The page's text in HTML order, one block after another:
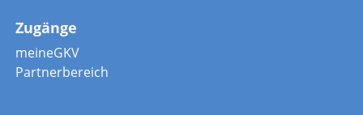
Zugänge
meineGKV
Partnerbereich